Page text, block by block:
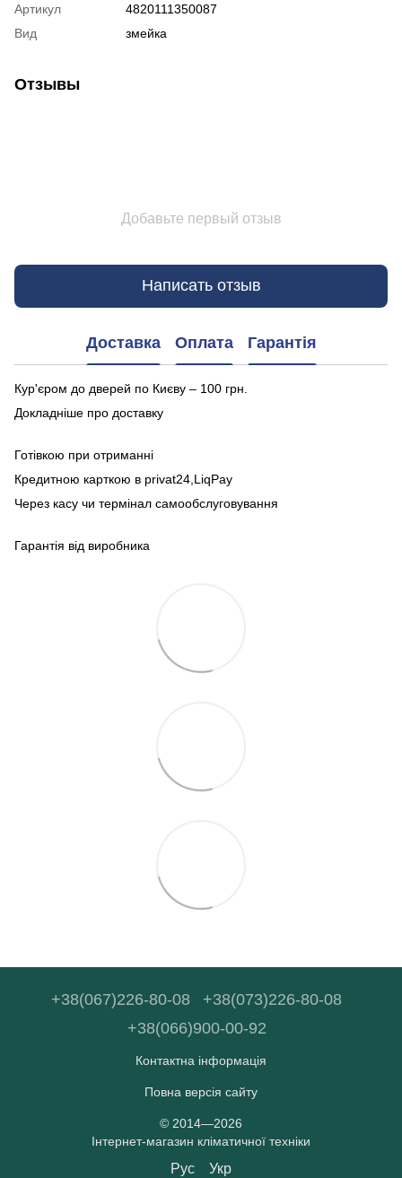
Артикул
4820111350087
Вид
змейка
Отзывы
Добавьте первый отзыв
Написать отзыв
Доставка Оплата Гарантія
Кур'єром до дверей по Києву – 100 грн.
Докладніше про доставку
Готівкою при отриманні
Кредитною карткою в privat24,LiqPay
Через касу чи термінал самообслуговування
Гарантія від виробника
+38(067)226-80-08
+38(073)226-80-08
+38(066)900-00-92
Контактна інформація
Повна версія сайту
© 2014—2026
Інтернет-магазин кліматичної техніки
Рус Укр